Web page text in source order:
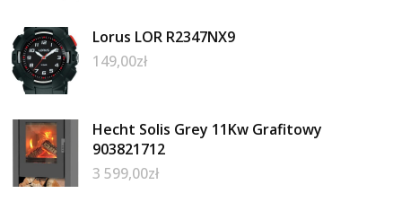
Lorus LOR R2347NX9
149,00zł
Hecht Solis Grey 11Kw Grafitowy
903821712
3 599,00zł